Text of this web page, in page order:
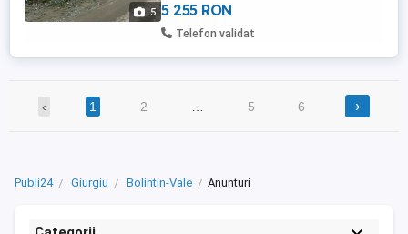
5 5 255 RON
Telefon validat
‹ 1 2 5 6 ›
Publi24 Giurgiu Bolintin-Vale Anunturi